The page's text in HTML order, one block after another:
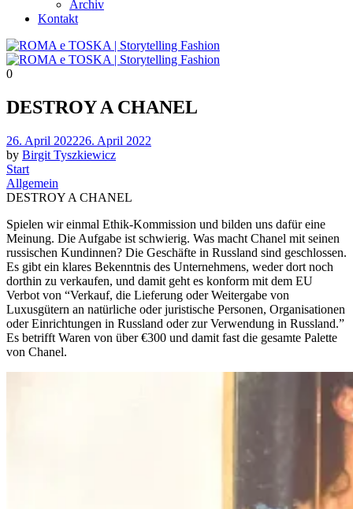
Archiv
Kontakt
0
DESTROY A CHANEL
Posted
on
26. April 202226. April 2022
by Birgit Tyszkiewicz
Start
Allgemein
DESTROY A CHANEL
Spielen wir einmal Ethik-Kommission und bilden uns dafür eine
Meinung. Die Aufgabe ist schwierig. Was macht Chanel mit seinen
russischen Kundinnen? Die Geschäfte in Russland sind geschlossen.
Es gibt ein klares Bekenntnis des Unternehmens, weder dort noch
dorthin zu verkaufen, und damit geht es konform mit dem EU
Verbot von “Verkauf, die Lieferung oder Weitergabe von
Luxusgütern an natürliche oder juristische Personen, Organisationen
oder Einrichtungen in Russland oder zur Verwendung in Russland.”
Es betrifft Waren von über €300 und damit fast die gesamte Palette
von Chanel.